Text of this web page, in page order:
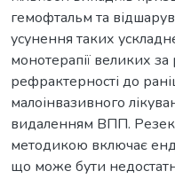
гемофтальм та
усунення таких
монотерапії великих
рефрактерності до
малоінвазивного
видаленням ВПП.
методикою включає
що може бути